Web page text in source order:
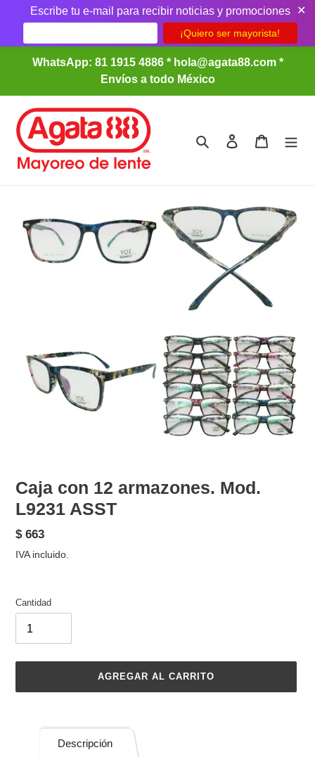
Escribe tu e-mail para recibir noticias y promociones ✕
directamente
contenido
WhatsApp: 81 1915 4886 * hola@agata88.com *
Envíos a todo México
Buscar Ingresar Carrito
Caja con 12 armazones. Mod.
L9231 ASST
Precio
habitual
$ 663
IVA incluido.
Cantidad
AGREGAR AL CARRITO
Descripción